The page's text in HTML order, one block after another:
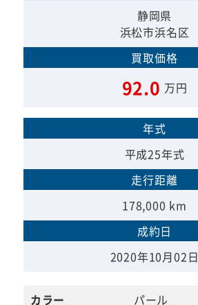
静岡県
浜松市浜名区
買取価格
92.0 万円
年式
平成25年式
走行距離
178,000 km
成約日
2020年10月02日
カラー パール